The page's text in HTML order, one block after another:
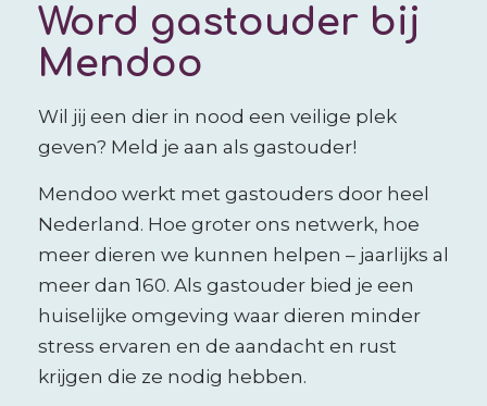
Word gastouder bij
Mendoo
Wil jij een dier in nood een veilige plek
geven? Meld je aan als gastouder!
Mendoo werkt met gastouders door heel
Nederland. Hoe groter ons netwerk, hoe
meer dieren we kunnen helpen – jaarlijks al
meer dan 160. Als gastouder bied je een
huiselijke omgeving waar dieren minder
stress ervaren en de aandacht en rust
krijgen die ze nodig hebben.